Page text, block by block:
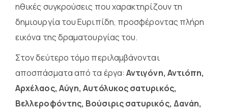
ηθικές συγκρούσεις που χαρακτηρίζουν τη
δημιουργία του Ευριπίδη, προσφέροντας πλήρη
εικόνα της δραματουργίας του.
Στον δεύτερο τόμο περιλαμβάνονται
αποσπάσματα από τα έργα: Αντιγόνη, Αντιόπη,
Αρχέλαος, Αύγη, Αυτόλυκος σατυρικός,
Βελλεροφόντης, Βούσιρις σατυρικός, Δανάη,